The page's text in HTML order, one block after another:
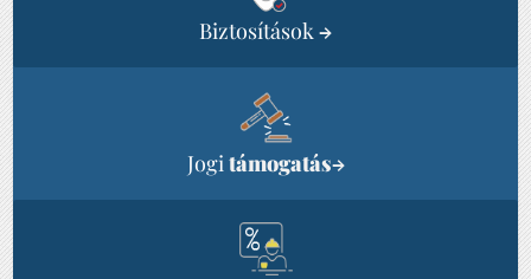
Biztosítások→
Jogi támogatás→